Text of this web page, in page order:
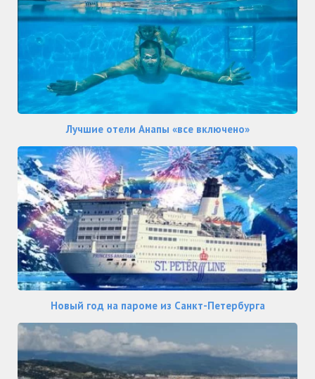
Лучшие отели Анапы «все включено»
Новый год на пароме из Санкт-Петербурга